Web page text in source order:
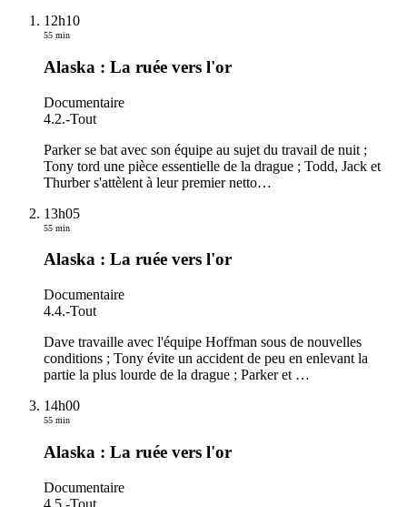
12h10
55 min
Alaska : La ruée vers l'or
Documentaire
4.2.-Tout
Parker se bat avec son équipe au sujet du travail de nuit ;
Tony tord une pièce essentielle de la drague ; Todd, Jack et
Thurber s'attèlent à leur premier netto…
13h05
55 min
Alaska : La ruée vers l'or
Documentaire
4.4.-Tout
Dave travaille avec l'équipe Hoffman sous de nouvelles
conditions ; Tony évite un accident de peu en enlevant la
partie la plus lourde de la drague ; Parker et …
14h00
55 min
Alaska : La ruée vers l'or
Documentaire
4.5. -Tout